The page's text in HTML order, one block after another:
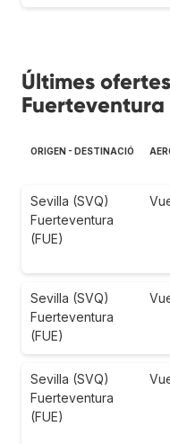
Últimes
ORIGEN - DESTINACIÓ
Sevilla (SVQ)
Fuerteventura
(FUE)
Sevilla (SVQ)
Fuerteventura
(FUE)
Sevilla (SVQ)
Fuerteventura
(FUE)